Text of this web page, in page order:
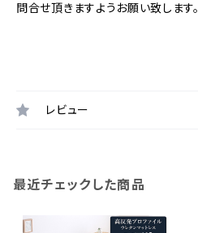
問合せ頂きますようお願い致します。
レビュー
最近チェックした商品